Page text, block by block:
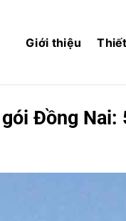
Giới thiệu
Đồng Nai: